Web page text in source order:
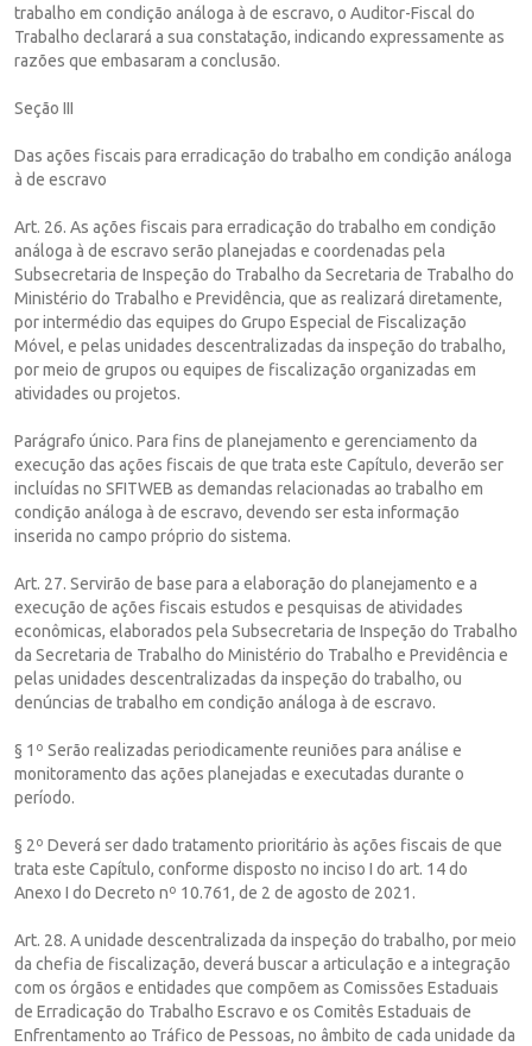
trabalho em condição análoga à de escravo, o Auditor-Fiscal do
Trabalho declarará a sua constatação, indicando expressamente as
razões que embasaram a conclusão.
Seção III
Das ações fiscais para erradicação do trabalho em condição análoga
à de escravo
Art. 26. As ações fiscais para erradicação do trabalho em condição
análoga à de escravo serão planejadas e coordenadas pela
Subsecretaria de Inspeção do Trabalho da Secretaria de Trabalho do
Ministério do Trabalho e Previdência, que as realizará diretamente,
por intermédio das equipes do Grupo Especial de Fiscalização
Móvel, e pelas unidades descentralizadas da inspeção do trabalho,
por meio de grupos ou equipes de fiscalização organizadas em
atividades ou projetos.
Parágrafo único. Para fins de planejamento e gerenciamento da
execução das ações fiscais de que trata este Capítulo, deverão ser
incluídas no SFITWEB as demandas relacionadas ao trabalho em
condição análoga à de escravo, devendo ser esta informação
inserida no campo próprio do sistema.
Art. 27. Servirão de base para a elaboração do planejamento e a
execução de ações fiscais estudos e pesquisas de atividades
econômicas, elaborados pela Subsecretaria de Inspeção do Trabalho
da Secretaria de Trabalho do Ministério do Trabalho e Previdência e
pelas unidades descentralizadas da inspeção do trabalho, ou
denúncias de trabalho em condição análoga à de escravo.
§ 1º Serão realizadas periodicamente reuniões para análise e
monitoramento das ações planejadas e executadas durante o
período.
§ 2º Deverá ser dado tratamento prioritário às ações fiscais de que
trata este Capítulo, conforme disposto no inciso I do art. 14 do
Anexo I do Decreto nº 10.761, de 2 de agosto de 2021.
Art. 28. A unidade descentralizada da inspeção do trabalho, por meio
da chefia de fiscalização, deverá buscar a articulação e a integração
com os órgãos e entidades que compõem as Comissões Estaduais
de Erradicação do Trabalho Escravo e os Comitês Estaduais de
Enfrentamento ao Tráfico de Pessoas, no âmbito de cada unidade da